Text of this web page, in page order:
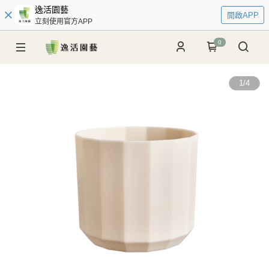
逸活園藝
立刻使用官方APP
開啟APP
0
1/4